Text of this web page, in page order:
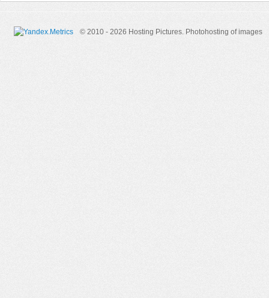
© 2010 - 2026 Hosting Pictures. Photohosting of images